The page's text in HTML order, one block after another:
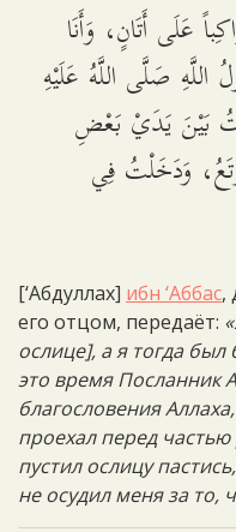
عَلَى أَتَانٍ، وَأَنَا
اللَّهِ صَلَّى اللَّهُ عَلَيْهِ
بَيْنَ يَدَيْ بَعْضِ
وَدَخَلْتُ فِي
[‘Абдуллах] ибн ‘Аббас,
его отцом, передаёт:
ослице], а я тогда
это время Посланник
благословения
проехал перед
пустил ослицу
не осудил меня за то,